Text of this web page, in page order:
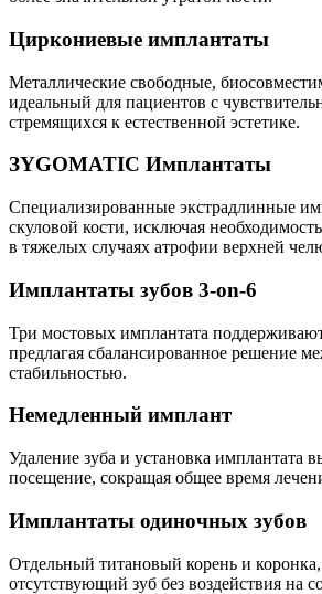
Циркониевые имплантаты
Металлические свободные,
идеальный для пациентов с
стремящихся к естественной эстетике.
ЗYGOMATIC Имплантаты
Специализированные экстрадлинные
скуловой кости, исключая
в тяжелых случаях атрофии верхней
Имплантаты зубов 3-on-6
Три мостовых имплантата
предлагая сбалансированное решение
стабильностью.
Немедленный имплант
Удаление зуба и установка имплантата
посещение, сокращая общее время
Имплантаты одиночных зубов
Отдельный титановый корень и
отсутствующий зуб без воздействия на